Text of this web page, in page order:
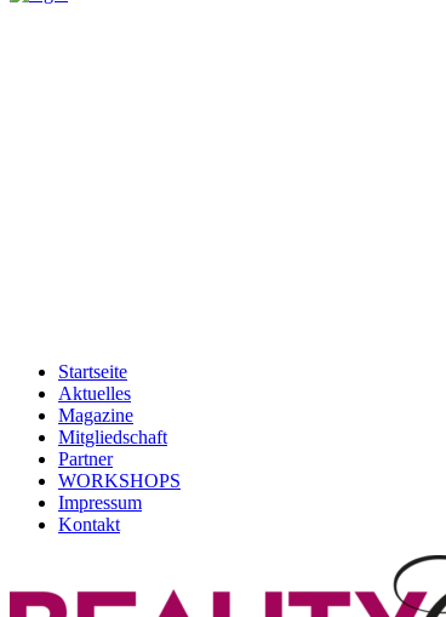
Startseite
Aktuelles
Magazine
Mitgliedschaft
Partner
WORKSHOPS
Impressum
Kontakt